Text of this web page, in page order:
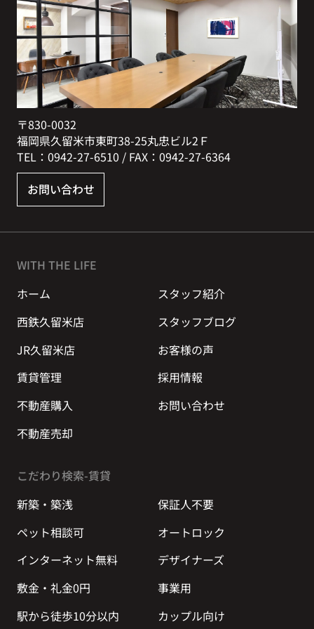
〒830-0032
福岡県久留米市東町38-25丸忠ビル2Ｆ
TEL：0942-27-6510 / FAX：0942-27-6364
お問い合わせ
WITH THE LIFE
ホーム
スタッフ紹介
西鉄久留米店
スタッフブログ
JR久留米店
お客様の声
賃貸管理
採用情報
不動産購入
お問い合わせ
不動産売却
こだわり検索-賃貸
新築・築浅
保証人不要
ペット相談可
オートロック
インターネット無料
デザイナーズ
敷金・礼金0円
事業用
駅から徒歩10分以内
カップル向け